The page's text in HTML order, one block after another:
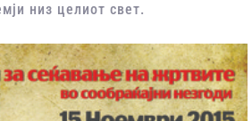
низ целиот свет.